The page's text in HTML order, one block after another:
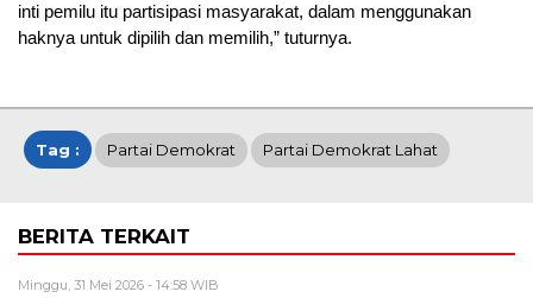
inti pemilu itu partisipasi masyarakat, dalam menggunakan
haknya untuk dipilih dan memilih,” tuturnya.
Tag : Partai Demokrat Partai Demokrat Lahat
BERITA TERKAIT
Minggu, 31 Mei 2026 - 14:58 WIB